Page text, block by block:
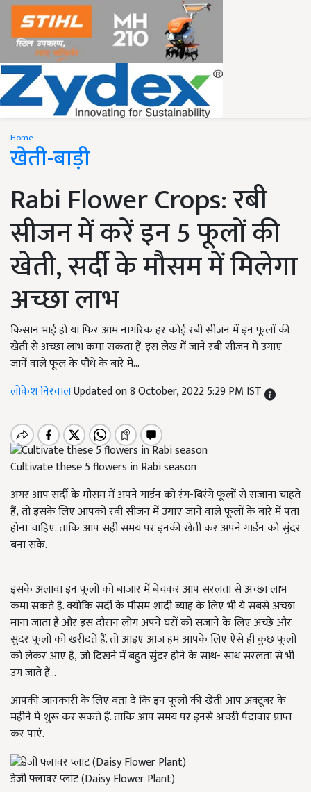
Home
खेती-बाड़ी
Rabi Flower Crops: रबी
सीजन में करें इन 5 फूलों की
खेती, सर्दी के मौसम में मिलेगा
अच्छा लाभ
किसान भाई हो या फिर आम नागरिक हर कोई रबी सीजन में इन फूलों की
खेती से अच्छा लाभ कमा सकता हैं. इस लेख में जानें रबी सीजन में उगाए
जानें वाले फूल के पौधे के बारे में...
लोकेश निरवालUpdated on 8 October, 2022 5:29 PM IST
Cultivate these 5 flowers in Rabi season
अगर आप सर्दी के मौसम में अपने गार्डन को रंग-बिरंगे फूलों से सजाना चाहते
हैं, तो इसके लिए आपको रबी सीजन में उगाए जाने वाले फूलों के बारे में पता
होना चाहिए. ताकि आप सही समय पर इनकी खेती कर अपने गार्डन को सुंदर
बना सके.
इसके अलावा इन फूलों को बाजार में बेचकर आप सरलता से अच्छा लाभ
कमा सकते हैं. क्योंकि सर्दी के मौसम शादी ब्याह के लिए भी ये सबसे अच्छा
माना जाता है और इस दौरान लोग अपने घरों को सजाने के लिए अच्छे और
सुंदर फूलों को खरीदते हैं. तो आइए आज हम आपके लिए ऐसे ही कुछ फूलों
को लेकर आए हैं, जो दिखने में बहुत सुंदर होने के साथ- साथ सरलता से भी
उग जाते हैं...
आपकी जानकारी के लिए बता दें कि इन फूलों की खेती आप अक्टूबर के
महीने में शुरू कर सकते हैं. ताकि आप समय पर इनसे अच्छी पैदावार प्राप्त
कर पाएं.
डेजी फ्लावर प्लांट (Daisy Flower Plant)